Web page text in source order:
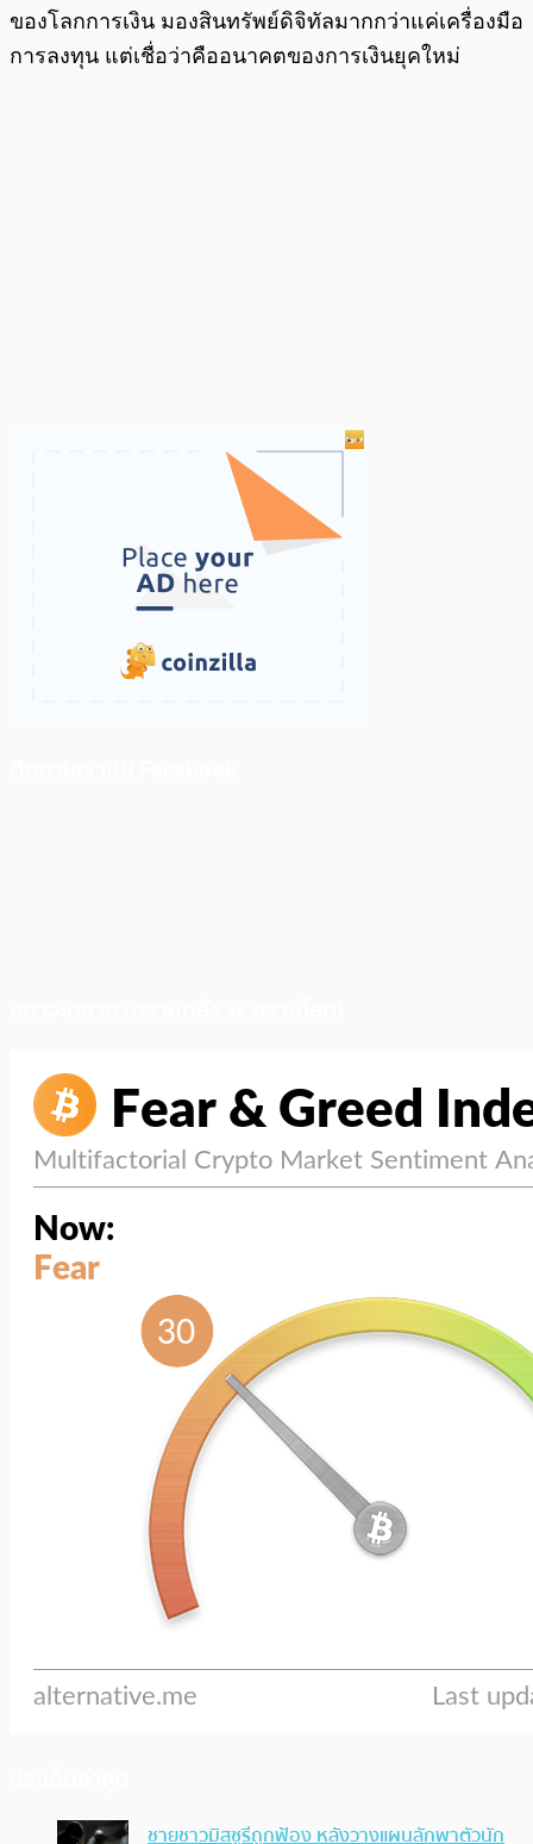
ของโลกการเงิน มองสินทรัพย์ดิจิทัลมากกว่าแค่เครื่องมือ
การลงทุน แต่เชื่อว่าคืออนาคตของการเงินยุคใหม่
ชายชาวมิสซูรีถูกฟ้อง หลังวางแผนลักพาตัวนัก